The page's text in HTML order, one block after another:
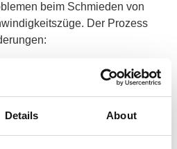
Details About
beim Schmieden von
Der Prozess
von Stahl kann die Struktur
einer Schiene birgt das